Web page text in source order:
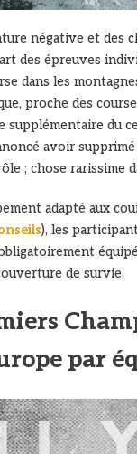
négative et des
des épreuves
dans les
proche des
supplémentaire du
avoir
; chose rarissime
adapté aux
), les
de survie.
par